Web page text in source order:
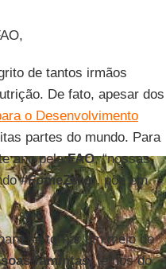
de tantos irmãos
De fato, apesar dos
o Desenvolvimento
partes do mundo. Para
ano pelaFAO, “nossas
#FomeZero”, põe em
se tornar um meio de
famintas, temos do